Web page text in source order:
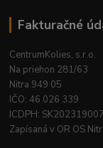
Fakturačné
CentrumKolies, s.r.o.
Na priehon 281/63
Nitra 949 05
IČO: 46 026 339
ICDPH:
Zapísaná v OR OS